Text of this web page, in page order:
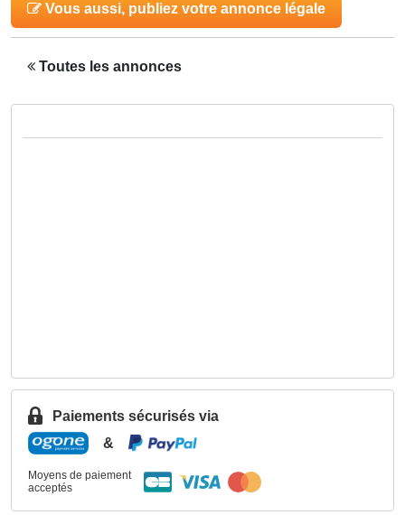
Vous aussi, publiez votre annonce légale
Toutes les annonces
Paiements sécurisés via
&
Moyens de paiement
acceptés